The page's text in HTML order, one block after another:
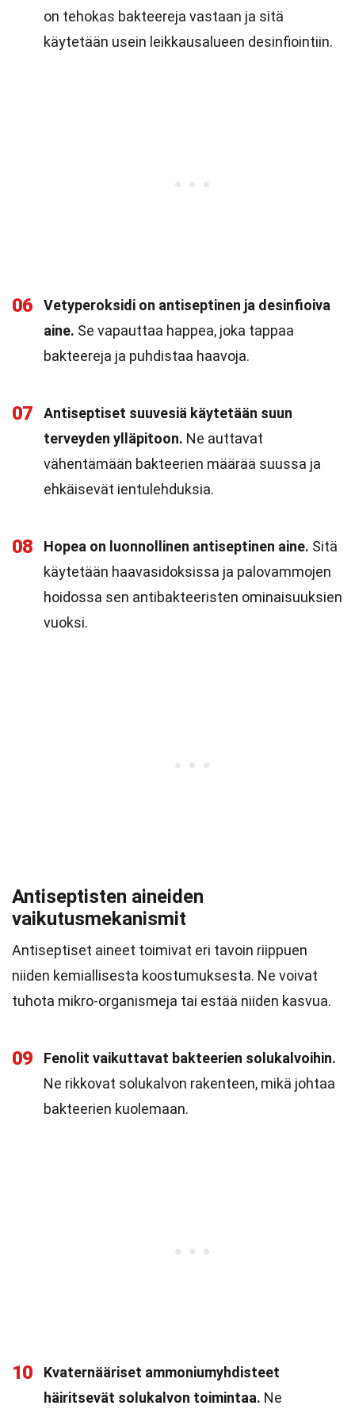
on tehokas bakteereja vastaan ja sitä
käytetään usein leikkausalueen desinfiointiin.
06
Vetyperoksidi on antiseptinen ja desinfioiva
aine. Se vapauttaa happea, joka tappaa
bakteereja ja puhdistaa haavoja.
07
Antiseptiset suuvesiä käytetään suun
terveyden ylläpitoon. Ne auttavat
vähentämään bakteerien määrää suussa ja
ehkäisevät ientulehduksia.
08 Hopea on luonnollinen antiseptinen aine. Sitä
käytetään haavasidoksissa ja palovammojen
hoidossa sen antibakteeristen ominaisuuksien
vuoksi.
Antiseptisten aineiden
vaikutusmekanismit
Antiseptiset aineet toimivat eri tavoin riippuen
niiden kemiallisesta koostumuksesta. Ne voivat
tuhota mikro-organismeja tai estää niiden kasvua.
09
Fenolit vaikuttavat bakteerien solukalvoihin.
Ne rikkovat solukalvon rakenteen, mikä johtaa
bakteerien kuolemaan.
10
Kvaternääriset ammoniumyhdisteet
häiritsevät solukalvon toimintaa. Ne